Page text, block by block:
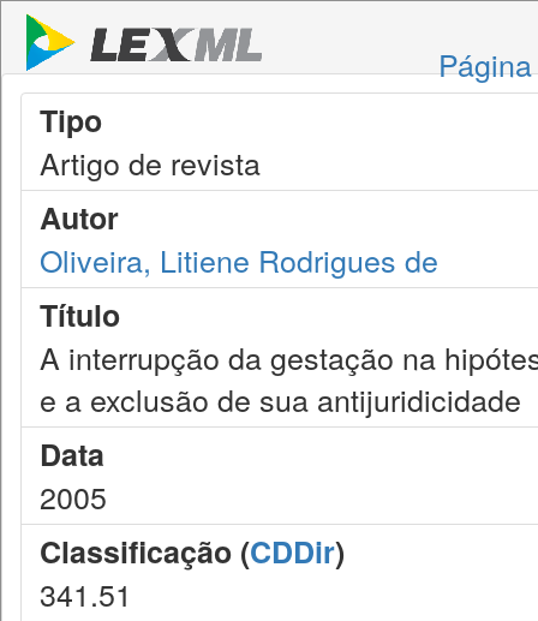
Tipo
Artigo de revista
Autor
Oliveira, Litiene Rodrigues de
Título
A interrupção da gestação na
e a exclusão de sua antijuridicidade
Data
2005
Classificação (CDDir)
341.51